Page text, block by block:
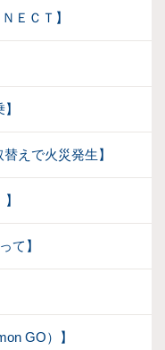
ＥＣＴ】
えで火災発生】
て】
GO）】